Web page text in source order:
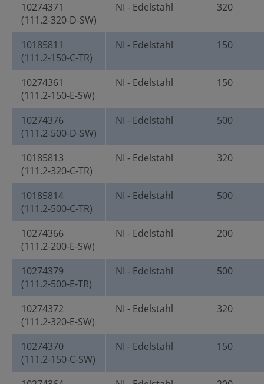
10274371
(111.2-320-D-SW)
NI - Edelstahl 320
10185811
(111.2-150-C-TR)
NI - Edelstahl 150
10274361
(111.2-150-E-SW)
NI - Edelstahl 150
10274376
(111.2-500-D-SW)
NI - Edelstahl 500
10185813
(111.2-320-C-TR)
NI - Edelstahl 320
10185814
(111.2-500-C-TR)
NI - Edelstahl 500
10274366
(111.2-200-E-SW)
NI - Edelstahl 200
10274379
(111.2-500-E-TR)
NI - Edelstahl 500
10274372
(111.2-320-E-SW)
NI - Edelstahl 320
10274370
(111.2-150-C-SW)
NI - Edelstahl 150